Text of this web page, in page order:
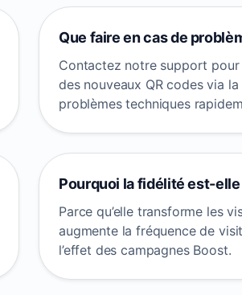
Que faire en cas de
Contactez notre support
des nouveaux QR codes via
problèmes techniques
Pourquoi la fidélité est-
Parce qu’elle transforme les
augmente la fréquence de
l’effet des campagnes Boost.